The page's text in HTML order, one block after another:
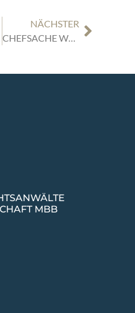
NÄCHSTER
CHEFSACHE WEBINAR-REIHE „CYBER-SECURITY FÜR KMU – KOMPAKTÜBERBLICK RECHT & IT“ | TEIL III „DATEN- & IT-SICHERHEIT IM FOKUS“ | 24.02.20222
MBB